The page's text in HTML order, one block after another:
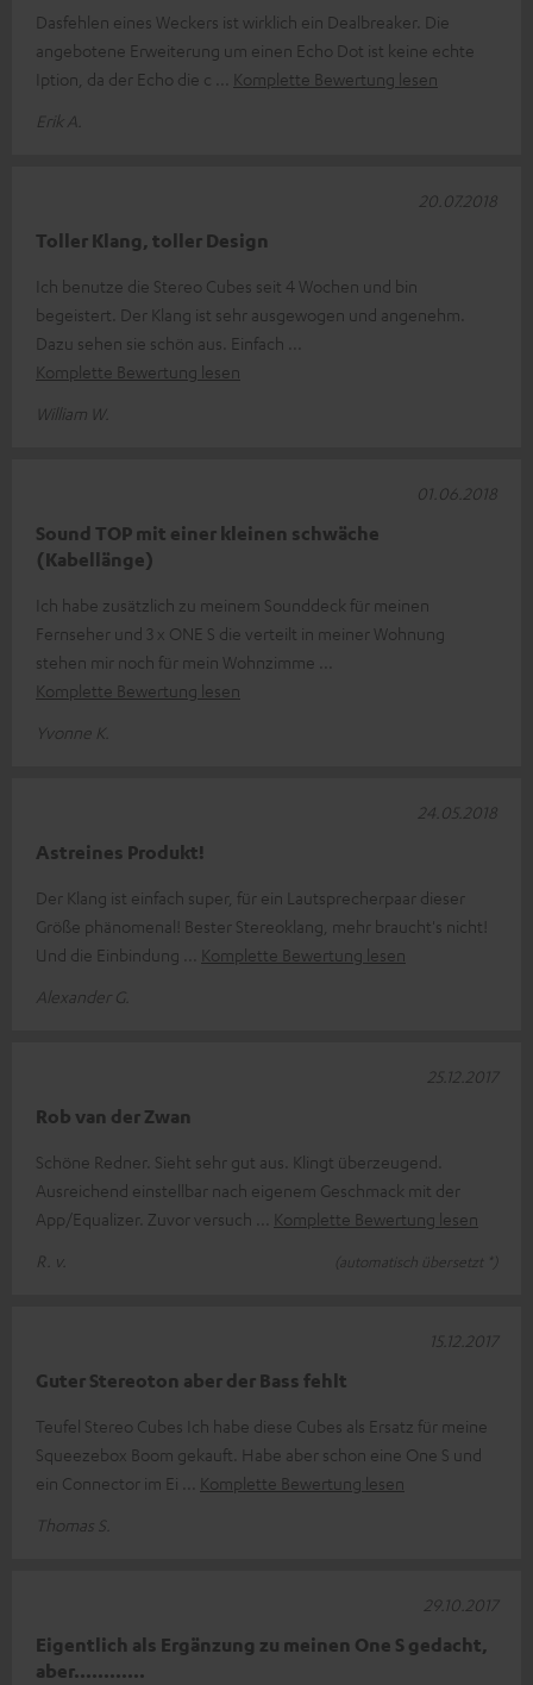
Dasfehlen eines Weckers ist wirklich ein Dealbreaker. Die
angebotene Erweiterung um einen Echo Dot ist keine echte
Iption, da der Echo die c
Komplette Bewertung lesen
Erik A.
Toller Klang, toller Design
Ich benutze die Stereo Cubes seit 4 Wochen und bin
begeistert. Der Klang ist sehr ausgewogen und angenehm.
Dazu sehen sie schön aus. Einfach
Komplette Bewertung lesen
William W.
20.07.2018
Sound TOP mit einer kleinen schwäche
(Kabellänge)
Ich habe zusätzlich zu meinem Sounddeck für meinen
Fernseher und 3 x ONE S die verteilt in meiner Wohnung
stehen mir noch für mein Wohnzimme
Komplette Bewertung lesen
Yvonne K.
01.06.2018
Astreines Produkt!
Der Klang ist einfach super, für ein Lautsprecherpaar dieser
Größe phänomenal! Bester Stereoklang, mehr braucht's nicht!
Und die Einbindung
Komplette Bewertung lesen
Alexander G.
24.05.2018
Rob van der Zwan
Schöne Redner. Sieht sehr gut aus. Klingt überzeugend.
Ausreichend einstellbar nach eigenem Geschmack mit der
App/Equalizer. Zuvor versuch
Komplette Bewertung lesen
R. v.
(automatisch übersetzt *)
25.12.2017
Guter Stereoton aber der Bass fehlt
Teufel Stereo Cubes Ich habe diese Cubes als Ersatz für meine
Squeezebox Boom gekauft. Habe aber schon eine One S und
ein Connector im Ei
Komplette Bewertung lesen
Thomas S.
15.12.2017
Eigentlich als Ergänzung zu meinen One S gedacht,
aber............
29.10.2017